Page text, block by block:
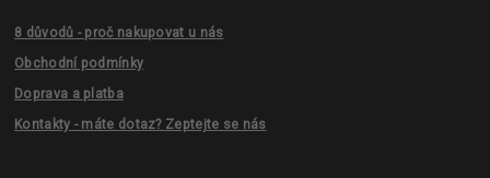
8 důvodů - proč nakupovat u nás
Obchodní podmínky
Doprava a platba
Kontakty - máte dotaz? Zeptejte se nás